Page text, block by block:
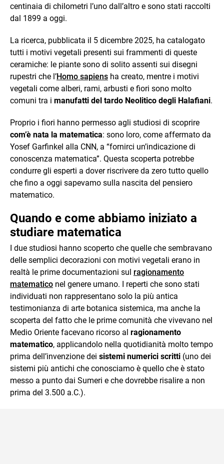
centinaia di chilometri l’uno dall’altro e sono stati raccolti
dal 1899 a oggi.
La ricerca, pubblicata il 5 dicembre 2025, ha catalogato
tutti i motivi vegetali presenti sui frammenti di queste
ceramiche: le piante sono di solito assenti sui disegni
rupestri che l’Homo sapiens ha creato, mentre i motivi
vegetali come alberi, rami, arbusti e fiori sono molto
comuni tra i manufatti del tardo Neolitico degli Halafiani.
Proprio i fiori hanno permesso agli studiosi di scoprire
com’è nata la matematica: sono loro, come affermato da
Yosef Garfinkel alla CNN, a “fornirci un’indicazione di
conoscenza matematica”. Questa scoperta potrebbe
condurre gli esperti a dover riscrivere da zero tutto quello
che fino a oggi sapevamo sulla nascita del pensiero
matematico.
Quando e come abbiamo iniziato a
studiare matematica
I due studiosi hanno scoperto che quelle che sembravano
delle semplici decorazioni con motivi vegetali erano in
realtà le prime documentazioni sul ragionamento
matematico nel genere umano. I reperti che sono stati
individuati non rappresentano solo la più antica
testimonianza di arte botanica sistemica, ma anche la
scoperta del fatto che le prime comunità che vivevano nel
Medio Oriente facevano ricorso al ragionamento
matematico, applicandolo nella quotidianità molto tempo
prima dell’invenzione dei sistemi numerici scritti (uno dei
sistemi più antichi che conosciamo è quello che è stato
messo a punto dai Sumeri e che dovrebbe risalire a non
prima del 3.500 a.C.).